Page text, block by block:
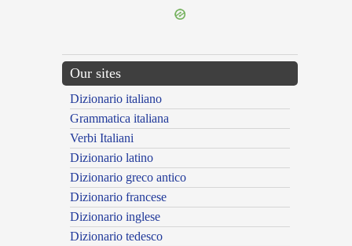
Our sites
Dizionario italiano
Grammatica italiana
Verbi Italiani
Dizionario latino
Dizionario greco antico
Dizionario francese
Dizionario inglese
Dizionario tedesco